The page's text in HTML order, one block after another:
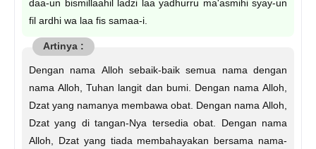
daa-un bismillaahil ladzi laa yadhurru ma'asmihi syay-un
fil ardhi wa laa fis samaa-i.
Dengan nama Alloh sebaik-baik semua nama dengan
nama Alloh, Tuhan langit dan bumi. Dengan nama Alloh,
Dzat yang namanya membawa obat. Dengan nama Alloh,
Dzat yang di tangan-Nya tersedia obat. Dengan nama
Alloh, Dzat yang tiada membahayakan bersama nama-